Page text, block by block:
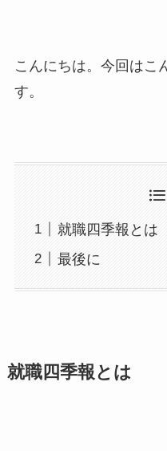
こんにちは。今回はこ
す。
就職四季報とは
最後に
就職四季報とは